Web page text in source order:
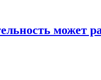
может